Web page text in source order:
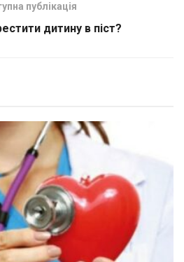
публікація
дитину в піст?